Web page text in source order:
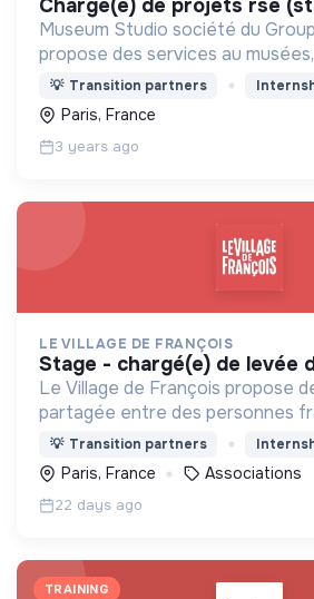
chargé(e) de projets rse
Museum Studio société du
propose des services au
culturelles et Retail
💡 Transition partners
Paris, France
3 years ago
LE VILLAGE DE FRANÇOIS
stage - chargé(e) de levée
Le Village de François propose
partagée entre des personnes
accompagnateurs autour de 3
ensemble - L’activité
intégrale
💡 Transition partners
Paris, France Associations
22 days ago
TRAINING